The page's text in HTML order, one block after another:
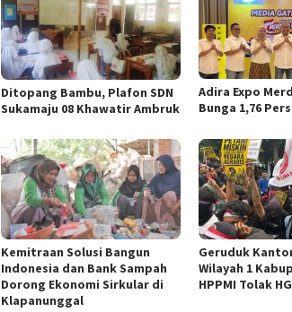
Ditopang Bambu, Plafon SDN
Sukamaju 08 Khawatir Ambruk
Adira Expo
Bunga 1,76
Kemitraan Solusi Bangun
Indonesia dan Bank Sampah
Dorong Ekonomi Sirkular di
Klapanunggal
Geruduk
Wilayah 1
HPPMI Tolak